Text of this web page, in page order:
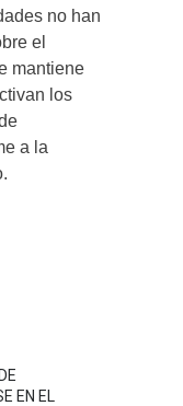
no han
el
mantiene
los
a la
EN EL